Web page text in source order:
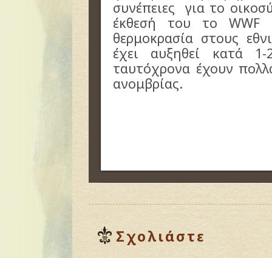
συνέπειες για το
έκθεσή του το WWF
θερμοκρασία στους
έχει αυξηθεί κατά
ταυτόχρονα έχουν
ανομβρίας.
Σχολιάστε